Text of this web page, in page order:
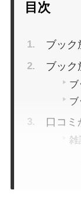
目次
ブック
ブック
ブ
ブ
口コミ
雑